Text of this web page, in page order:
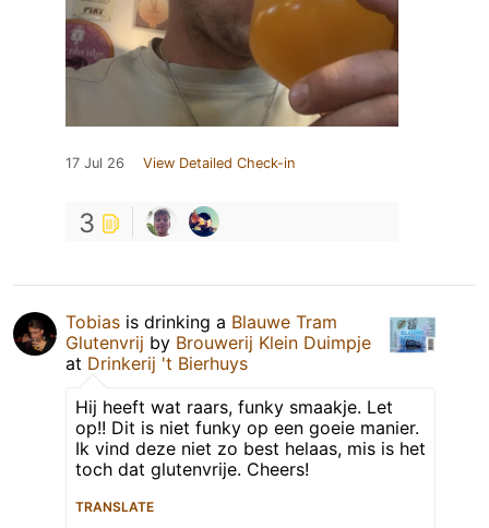
17 Jul 26 View Detailed Check-in
3
Tobias is drinking a Blauwe Tram
Glutenvrij by Brouwerij Klein Duimpje
at Drinkerij 't Bierhuys
Hij heeft wat raars, funky smaakje. Let
op!! Dit is niet funky op een goeie manier.
Ik vind deze niet zo best helaas, mis is het
toch dat glutenvrije. Cheers!
TRANSLATE